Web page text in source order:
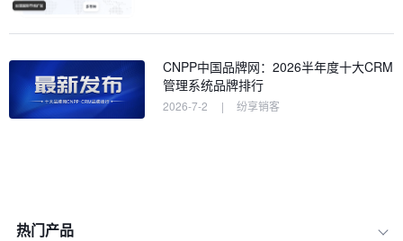
CNPP中国品牌网：2026半年度十大CRM
管理系统品牌排行
2026-7-2 | 纷享销客
热门产品